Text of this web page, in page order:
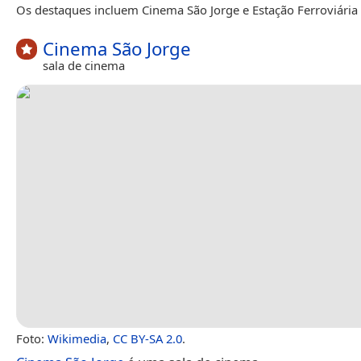
Os destaques incluem Cinema São Jorge e Estação
Cinema São Jorge
sala de cinema
Foto: Wikimedia, CC BY-SA 2.0.